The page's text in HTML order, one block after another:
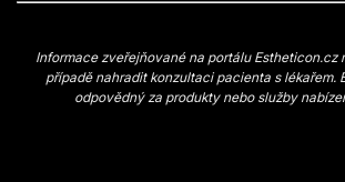
Informace zveřejňované na portálu Estheticon.cz
případě nahradit konzultaci pacienta s lékařem.
odpovědný za produkty nebo služby